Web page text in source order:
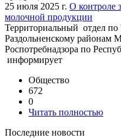
25 июля 2025 г. О контроле
молочной продукции
Территориальный отдел
Раздольненскому районам
Роспотребнадзора по
информирует
Общество
672
0
Читать полностью
Последние новости